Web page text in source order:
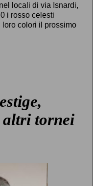
locali di via Isnardi,
i rosso celesti
colori il prossimo
tornei